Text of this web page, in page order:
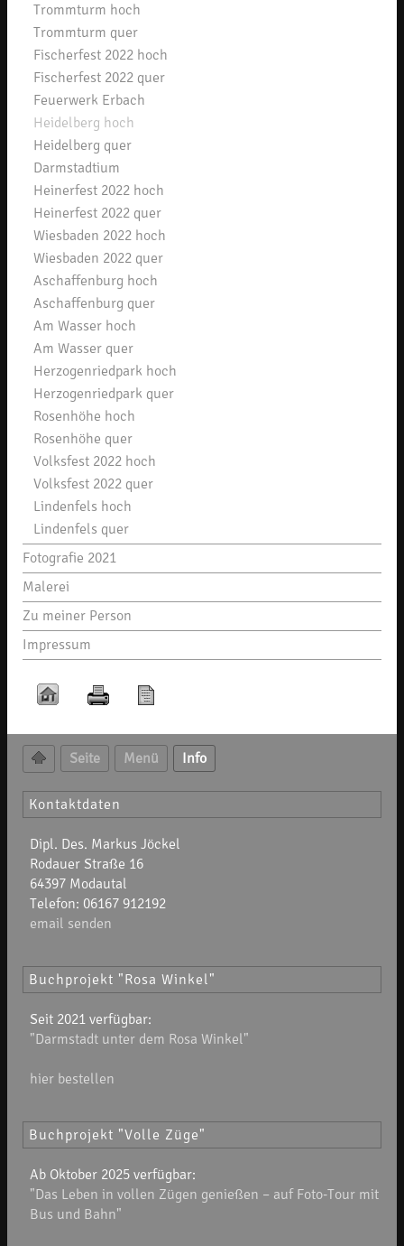
Trommturm hoch
Trommturm quer
Fischerfest 2022 hoch
Fischerfest 2022 quer
Feuerwerk Erbach
Heidelberg hoch
Heidelberg quer
Darmstadtium
Heinerfest 2022 hoch
Heinerfest 2022 quer
Wiesbaden 2022 hoch
Wiesbaden 2022 quer
Aschaffenburg hoch
Aschaffenburg quer
Am Wasser hoch
Am Wasser quer
Herzogenriedpark hoch
Herzogenriedpark quer
Rosenhöhe hoch
Rosenhöhe quer
Volksfest 2022 hoch
Volksfest 2022 quer
Lindenfels hoch
Lindenfels quer
Fotografie 2021
Malerei
Zu meiner Person
Impressum
Seite Menü Info
Kontaktdaten
Dipl. Des. Markus Jöckel
Rodauer Straße 16
64397 Modautal
Telefon: 06167 912192
email senden
Buchprojekt "Rosa Winkel"
Seit 2021 verfügbar:
"Darmstadt unter dem Rosa Winkel"
hier bestellen
Buchprojekt "Volle Züge"
Ab Oktober 2025 verfügbar:
"Das Leben in vollen Zügen genießen – auf Foto-Tour mit
Bus und Bahn"